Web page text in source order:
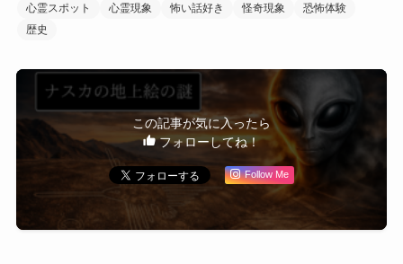
心霊スポット
心霊現象 怖い話好き 怪奇現象
恐怖体験
歴史
この記事が気に入ったら
フォローしてね！
Follow Me